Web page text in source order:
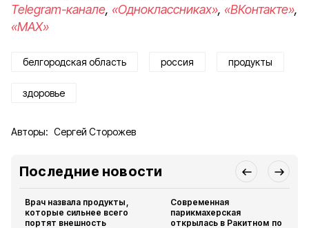
Telegram-канале, «Одноклассниках», «ВКонтакте»,
«MAX»
белгородская область россия продукты
здоровье
Авторы: Сергей Сторожев
Последние новости
Врач назвала продукты,
которые сильнее всего
портят внешность
Современная
парикмахерская
открылась в Ракитном по